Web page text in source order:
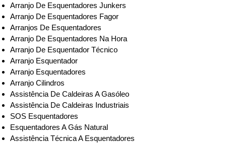
Arranjo De Esquentadores Junkers
Arranjo De Esquentadores Fagor
Arranjos De Esquentadores
Arranjo De Esquentadores Na Hora
Arranjo De Esquentador Técnico
Arranjo Esquentador
Arranjo Esquentadores
Arranjo Cilindros
Assistência De Caldeiras A Gasóleo
Assistência De Caldeiras Industriais
SOS Esquentadores
Esquentadores A Gás Natural
Assistência Técnica A Esquentadores